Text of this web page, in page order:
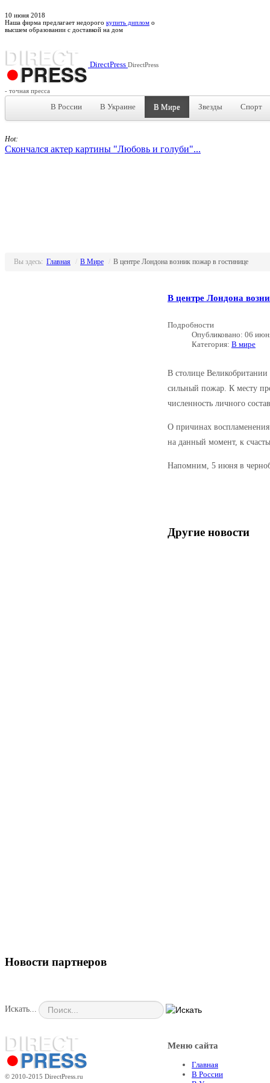
10 июня 2018
Наша фирма предлагает недорого купить диплом о
высшем образовании с доставкой на дом
DirectPress DirectPress
- точная пресса
В России В Украине В Мире Звезды Спорт
Hot:
Скончался актер картины "Любовь и голуби"...
Вы здесь: Главная В Мире В центре Лондона возник пожар в гостинице
В центре Лондона
Подробности
Опубликовано: 06
Категория: В мире
В столице
сильный пожар. К месту
численность личного
О причинах
на данный момент, к
Напомним, 5 июня в
Другие новости
Новости партнеров
Искать...
© 2010-2015 DirectPress.ru
Меню сайта
Главная
В России